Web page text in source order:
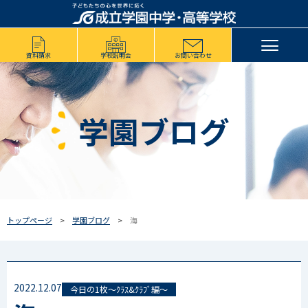
資料請求 学校説明会 お問い合わせ
学園ブログ
トップページ 学園ブログ 海
2022.12.07 今日の1枚～ｸﾗｽ&ｸﾗﾌﾞ編～